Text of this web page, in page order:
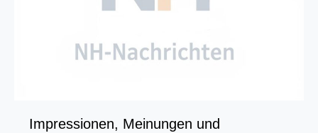
Impressionen, Meinungen und